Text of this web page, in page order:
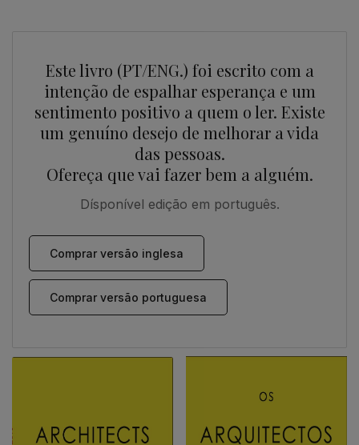
Este livro (PT/ENG.) foi escrito com a
intenção de espalhar esperança e um
sentimento positivo a quem o ler. Existe
um genuíno desejo de melhorar a vida
das pessoas.
Ofereça que vai fazer bem a alguém.
Dísponível edição em português.
Comprar versão inglesa
Comprar versão portuguesa